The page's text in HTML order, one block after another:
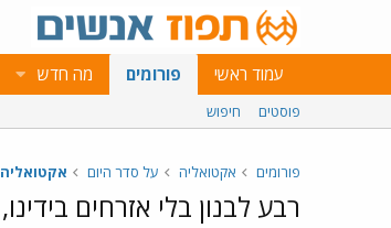
עמוד ראשי פורומים מה חדש
פוסטים חיפוש
פורומים אקטואליה על סדר היום אקטואליה
רבע לבנון בלי אזרחים בידינו, 60 אחוז מהרצועה וחמאס ללא יכולת תקיפה בידינו, הדרום שקט כמו שלא היה עשרות שנים